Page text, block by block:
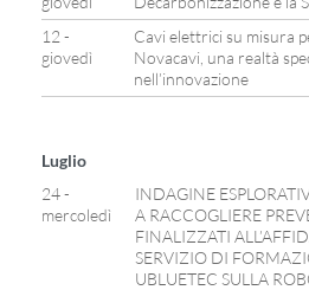
12 -
giovedì
Cavi elettrici su misura
Novacavi, una realtà
nell’innovazione
Luglio
24 -
mercoledì
INDAGINE
A RACCOGLIERE
FINALIZZATI
SERVIZIO DI
UBLUETEC SULLA